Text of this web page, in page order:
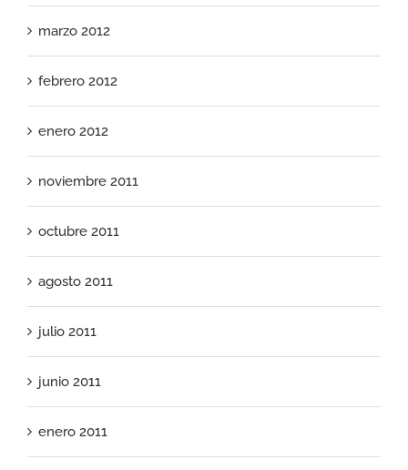
marzo 2012
febrero 2012
enero 2012
noviembre 2011
octubre 2011
agosto 2011
julio 2011
junio 2011
enero 2011